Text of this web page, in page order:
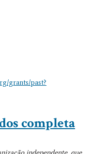
grants/past?
completa